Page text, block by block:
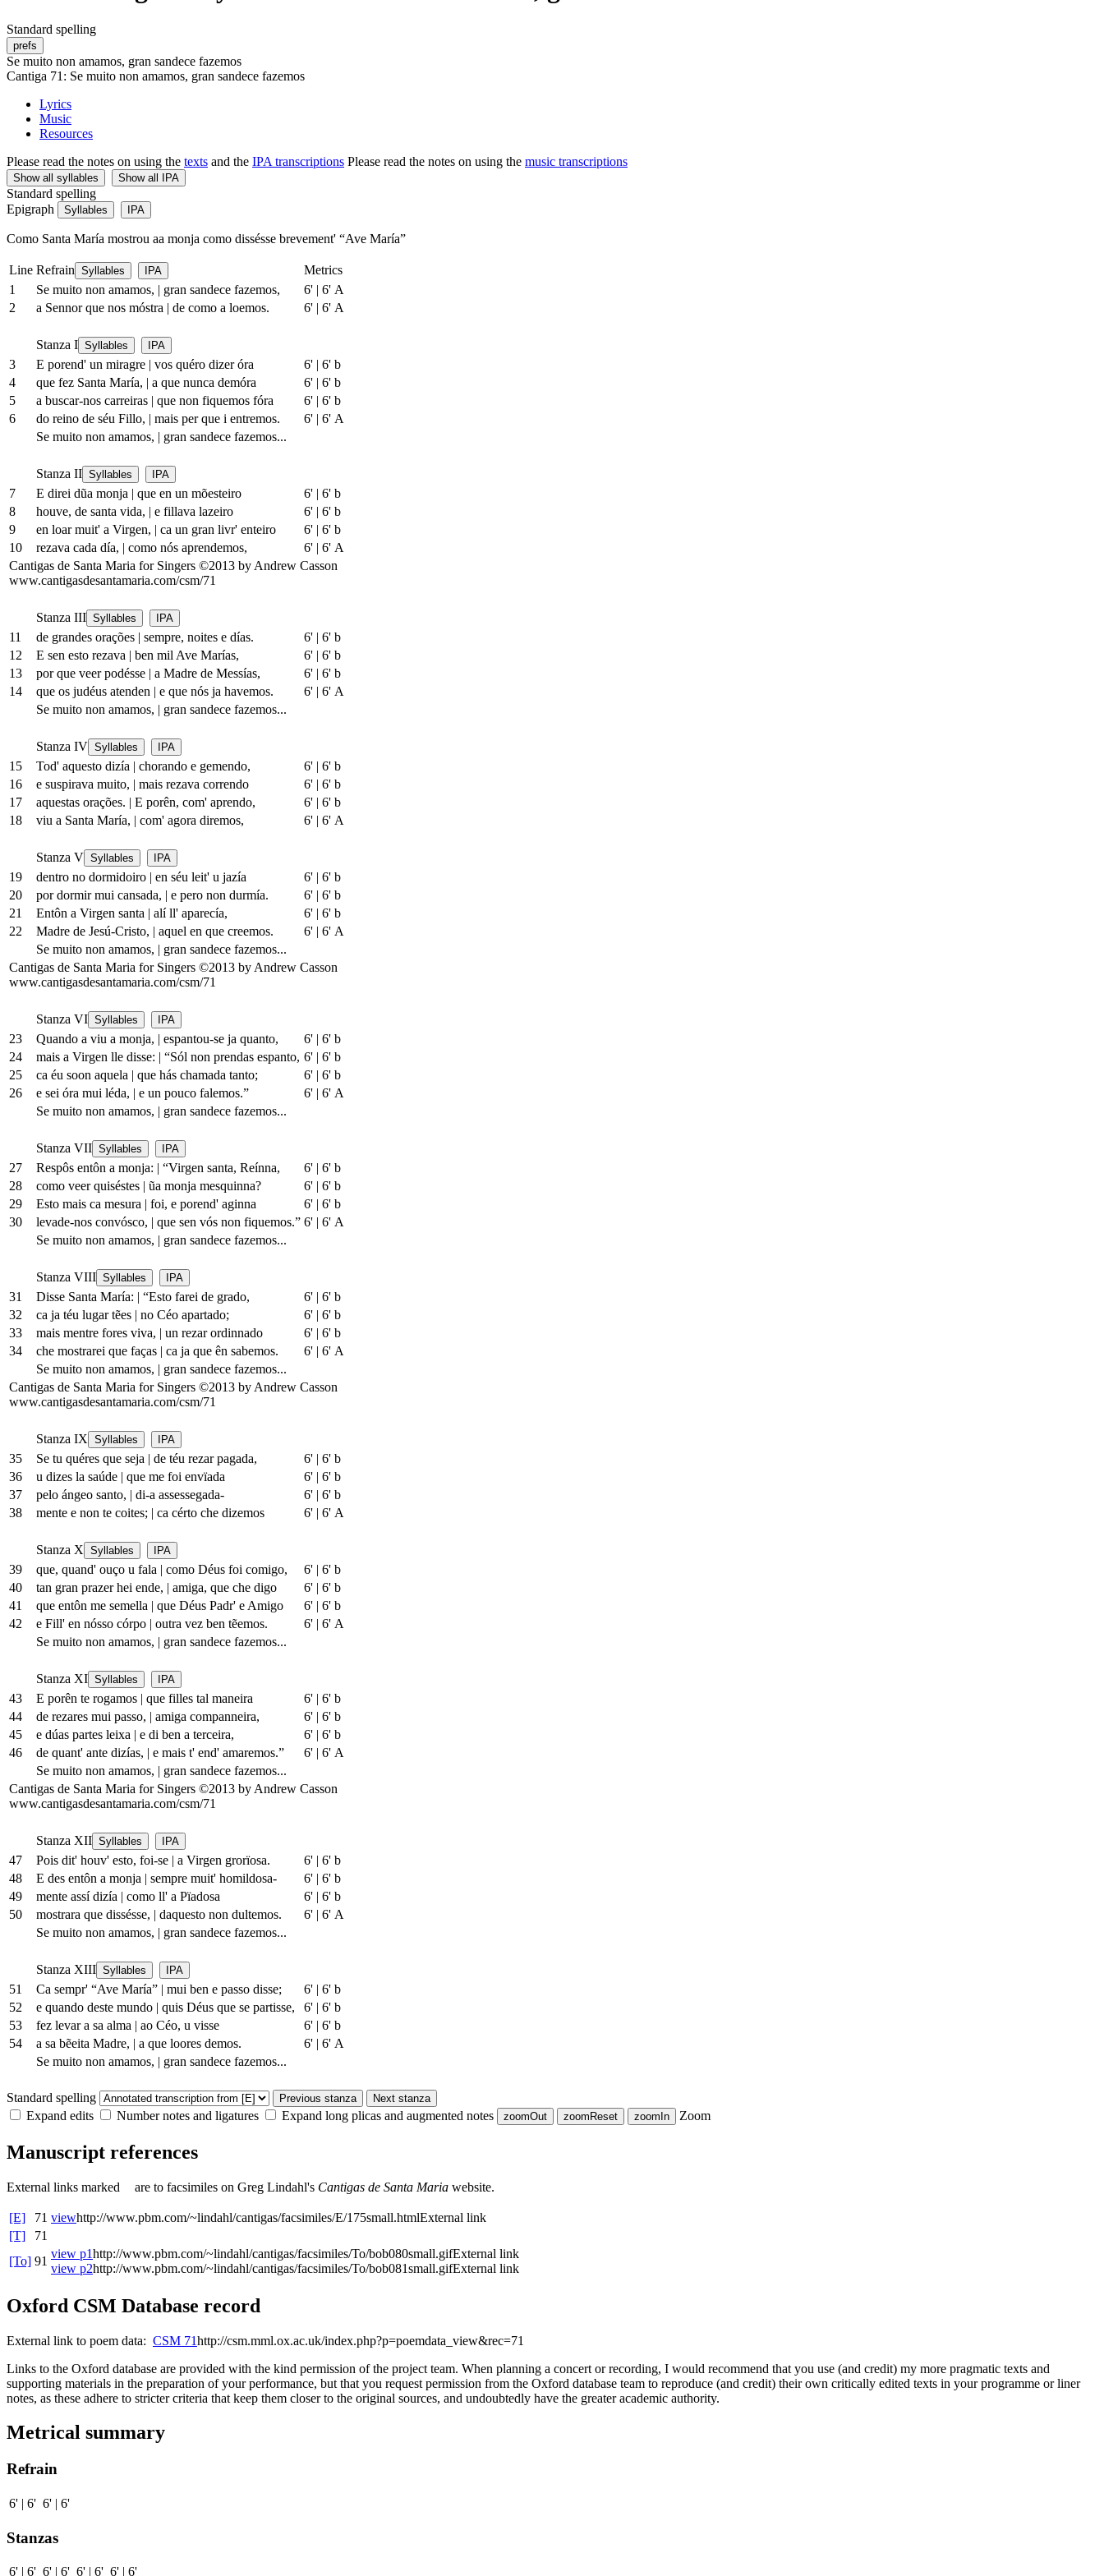
Standard spelling
prefs
Se muito non amamos, gran sandece fazemos
Cantiga 71: Se muito non amamos, gran sandece fazemos
Lyrics
Music
Resources
Please read the notes on using the texts and the IPA transcriptions Please read the notes on using the music transcriptions
Show all syllables Show all IPA
Standard spelling
Epigraph
Syllables IPA
Como Santa María mostrou aa monja como dissésse brevement' “Ave María”
Line Refrain Syllables IPA
Metrics
1
Se muito non amamos, | gran sandece fazemos, 6' | 6' A
2
a Sennor que nos móstra | de como a loemos. 6' | 6' A
Stanza I Syllables IPA
3 E porend' un miragre | vos quéro dizer óra 6' | 6' b
4
que fez Santa María, | a que nunca demóra 6' | 6' b
5
a buscar-nos carreiras | que non fiquemos fóra 6' | 6' b
6
do reino de séu Fillo, | mais per que i entremos. 6' | 6' A
Se muito non amamos, | gran sandece fazemos...
Stanza II Syllables IPA
7 E direi dũa monja | que en un mõesteiro 6' | 6' b
8
houve, de santa vida, | e fillava lazeiro 6' | 6' b
9
en loar muit' a Virgen, | ca un gran livr' enteiro 6' | 6' b
10
rezava cada día, | como nós aprendemos, 6' | 6' A
Cantigas de Santa Maria for Singers ©2013 by Andrew Casson
www.cantigasdesantamaria.com/csm/71
Stanza III Syllables IPA
11 de grandes orações | sempre, noites e días. 6' | 6' b
12
E sen esto rezava | ben mil Ave Marías, 6' | 6' b
13
por que veer podésse | a Madre de Messías, 6' | 6' b
14
que os judéus atenden | e que nós ja havemos. 6' | 6' A
Se muito non amamos, | gran sandece fazemos...
Stanza IV Syllables IPA
15 Tod' aquesto dizía | chorando e gemendo, 6' | 6' b
16
e suspirava muito, | mais rezava correndo 6' | 6' b
17
aquestas orações. | E porên, com' aprendo, 6' | 6' b
18
viu a Santa María, | com' agora diremos, 6' | 6' A
Stanza V Syllables IPA
19 dentro no dormidoiro | en séu leit' u jazía 6' | 6' b
20
por dormir mui cansada, | e pero non durmía. 6' | 6' b
21
Entôn a Virgen santa | alí ll' aparecía, 6' | 6' b
22
Madre de Jesú-Cristo, | aquel en que creemos. 6' | 6' A
Se muito non amamos, | gran sandece fazemos...
Cantigas de Santa Maria for Singers ©2013 by Andrew Casson
www.cantigasdesantamaria.com/csm/71
Stanza VI Syllables IPA
23 Quando a viu a monja, | espantou-se ja quanto, 6' | 6' b
24
mais a Virgen lle disse: | “Sól non prendas espanto, 6' | 6' b
25
ca éu soon aquela | que hás chamada tanto; 6' | 6' b
26
e sei óra mui léda, | e un pouco falemos.” 6' | 6' A
Se muito non amamos, | gran sandece fazemos...
Stanza VII Syllables IPA
27 Respôs entôn a monja: | “Virgen santa, Reínna, 6' | 6' b
28
como veer quiséstes | ũa monja mesquinna? 6' | 6' b
29
Esto mais ca mesura | foi, e porend' aginna 6' | 6' b
30
levade-nos convósco, | que sen vós non fiquemos.” 6' | 6' A
Se muito non amamos, | gran sandece fazemos...
Stanza VIII Syllables IPA
31 Disse Santa María: | “Esto farei de grado, 6' | 6' b
32
ca ja téu lugar tẽes | no Céo apartado; 6' | 6' b
33
mais mentre fores viva, | un rezar ordinnado 6' | 6' b
34
che mostrarei que faças | ca ja que ên sabemos. 6' | 6' A
Se muito non amamos, | gran sandece fazemos...
Cantigas de Santa Maria for Singers ©2013 by Andrew Casson
www.cantigasdesantamaria.com/csm/71
Stanza IX Syllables IPA
35 Se tu quéres que seja | de téu rezar pagada, 6' | 6' b
36
u dizes la saúde | que me foi envïada 6' | 6' b
37
pelo ángeo santo, | di-a assessegada- 6' | 6' b
38
mente e non te coites; | ca cérto che dizemos 6' | 6' A
Stanza X Syllables IPA
39 que, quand' ouço u fala | como Déus foi comigo, 6' | 6' b
40
tan gran prazer hei ende, | amiga, que che digo 6' | 6' b
41
que entôn me semella | que Déus Padr' e Amigo 6' | 6' b
42
e Fill' en nósso córpo | outra vez ben tẽemos. 6' | 6' A
Se muito non amamos, | gran sandece fazemos...
Stanza XI Syllables IPA
43 E porên te rogamos | que filles tal maneira 6' | 6' b
44
de rezares mui passo, | amiga companneira, 6' | 6' b
45
e dúas partes leixa | e di ben a terceira, 6' | 6' b
46
de quant' ante dizías, | e mais t' end' amaremos.” 6' | 6' A
Se muito non amamos, | gran sandece fazemos...
Cantigas de Santa Maria for Singers ©2013 by Andrew Casson
www.cantigasdesantamaria.com/csm/71
Stanza XII Syllables IPA
47 Pois dit' houv' esto, foi-se | a Virgen grorïosa. 6' | 6' b
48
E des entôn a monja | sempre muit' homildosa- 6' | 6' b
49
mente assí dizía | como ll' a Pïadosa 6' | 6' b
50
mostrara que dissésse, | daquesto non dultemos. 6' | 6' A
Se muito non amamos, | gran sandece fazemos...
Stanza XIII Syllables IPA
51 Ca sempr' “Ave María” | mui ben e passo disse; 6' | 6' b
52
e quando deste mundo | quis Déus que se partisse, 6' | 6' b
53
fez levar a sa alma | ao Céo, u visse 6' | 6' b
54
a sa bẽeita Madre, | a que loores demos. 6' | 6' A
Se muito non amamos, | gran sandece fazemos...
Standard spelling Previous stanza Next stanza
Expand edits Number notes and ligatures Expand long plicas and augmented notes zoomOut zoomReset zoomIn Zoom
Manuscript references
External links marked are to facsimiles on Greg Lindahl's Cantigas de Santa Maria website.
[E] 71 viewhttp://www.pbm.com/~lindahl/cantigas/facsimiles/E/175small.htmlExternal link
[T]
71
[To] 91
view p1http://www.pbm.com/~lindahl/cantigas/facsimiles/To/bob080small.gifExternal link
view p2http://www.pbm.com/~lindahl/cantigas/facsimiles/To/bob081small.gifExternal link
Oxford CSM Database record
External link to poem data: CSM 71http://csm.mml.ox.ac.uk/index.php?p=poemdata_view&rec=71
Links to the Oxford database are provided with the kind permission of the project team. When planning a concert or recording, I would recommend that you use (and credit) my more pragmatic texts and
supporting materials in the preparation of your performance, but that you request permission from the Oxford database team to reproduce (and credit) their own critically edited texts in your programme or liner
notes, as these adhere to stricter criteria that keep them closer to the original sources, and undoubtedly have the greater academic authority.
Metrical summary
Refrain
6' | 6' 6' | 6'
Stanzas
6' | 6' 6' | 6' 6' | 6' 6' | 6'